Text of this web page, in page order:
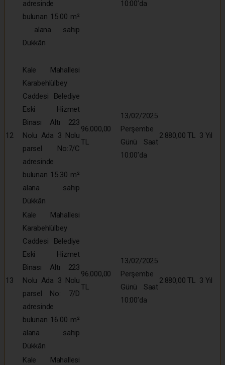
adresinde
bulunan 15.00 m²
alana sahip
Dükkân
10:00’da
12
Kale Mahallesi
Karabehlülbey
Caddesi Belediye
Eski Hizmet
Binası Altı 223
Nolu Ada 3 Nolu
parsel No:7/C
adresinde
bulunan 15.30 m²
alana sahip
Dükkân
96.000,00
TL
13/02/2025
Perşembe
Günü Saat
10:00’da
2.880,00 TL 3 Yıl
13
Kale Mahallesi
Karabehlülbey
Caddesi Belediye
Eski Hizmet
Binası Altı 223
Nolu Ada 3 Nolu
parsel No: 7/D
adresinde
bulunan 16.00 m²
alana sahip
Dükkân
96.000,00
TL
13/02/2025
Perşembe
Günü Saat
10:00’da
2.880,00 TL 3 Yıl
Kale Mahallesi